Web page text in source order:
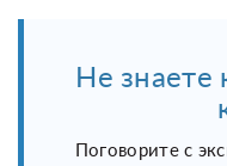
Не знаете
Поговорите с